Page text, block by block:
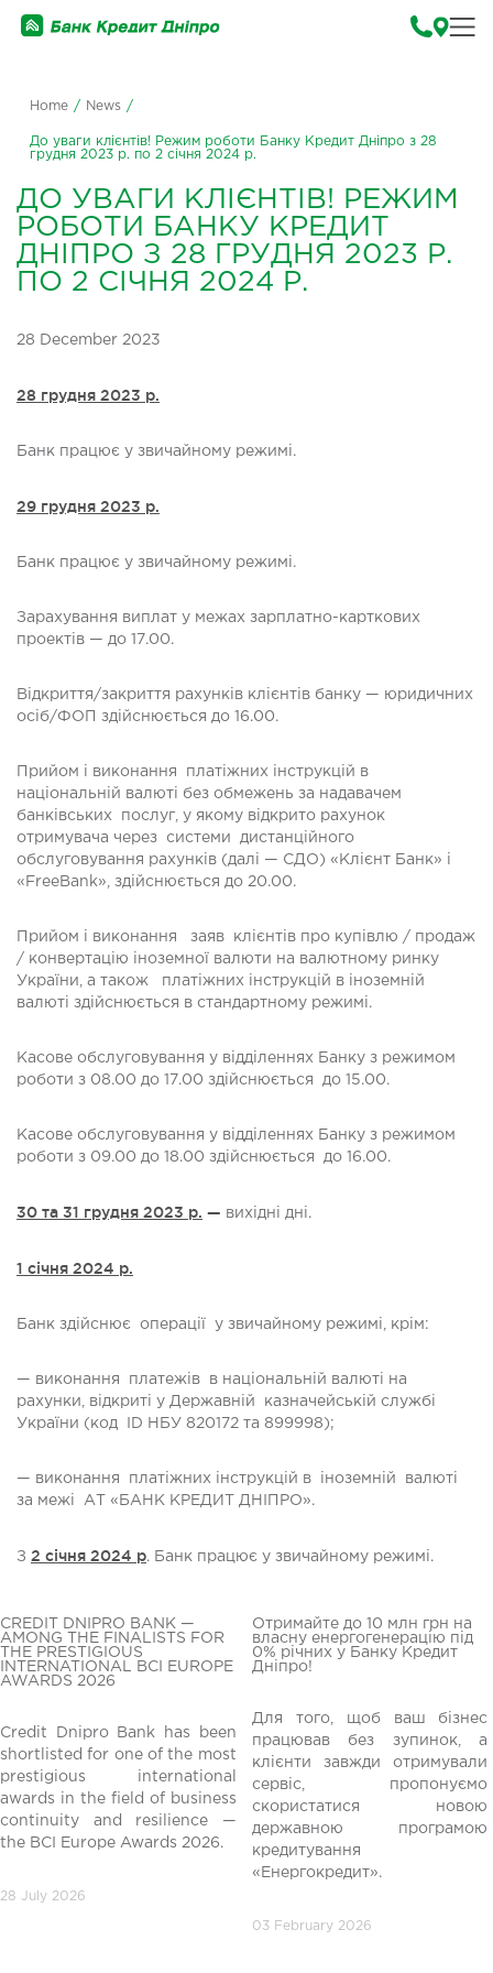
Home / News /
До уваги клієнтів! Режим роботи Банку Кредит Дніпро з 28
грудня 2023 р. по 2 січня 2024 р.
ДО УВАГИ КЛІЄНТІВ! РЕЖИМ
РОБОТИ БАНКУ КРЕДИТ
ДНІПРО З 28 ГРУДНЯ 2023 Р.
ПО 2 СІЧНЯ 2024 Р.
28 December 2023
28 грудня 2023 р.
Банк працює у звичайному режимі.
29 грудня 2023 р.
Банк працює у звичайному режимі.
Зарахування виплат у межах зарплатно-карткових
проектів — до 17.00.
Відкриття/закриття рахунків клієнтів банку — юридичних
осіб/ФОП здійснюється до 16.00.
Прийом і виконання платіжних інструкцій в
національній валюті без обмежень за надавачем
банківських послуг, у якому відкрито рахунок
отримувача через системи дистанційного
обслуговування рахунків (далі — СДО) «Клієнт Банк» і
«FreeBank», здійснюється до 20.00.
Прийом і виконання заяв клієнтів про купівлю / продаж
/ конвертацію іноземної валюти на валютному ринку
України, а також платіжних інструкцій в іноземній
валюті здійснюється в стандартному режимі.
Касове обслуговування у відділеннях Банку з режимом
роботи з 08.00 до 17.00 здійснюється до 15.00.
Касове обслуговування у відділеннях Банку з режимом
роботи з 09.00 до 18.00 здійснюється до 16.00.
30 та 31 грудня 2023 р. — вихідні дні.
1 січня 2024 р.
Банк здійснює операції у звичайному режимі, крім:
— виконання платежів в національній валюті на
рахунки, відкриті у Державній казначейській службі
України (код ID НБУ 820172 та 899998);
— виконання платіжних інструкцій в іноземній валюті
за межі АТ «БАНК КРЕДИТ ДНІПРО».
З 2 січня 2024 р. Банк працює у звичайному режимі.
CREDIT DNIPRO BANK —
AMONG THE FINALISTS FOR
THE PRESTIGIOUS
INTERNATIONAL BCI EUROPE
AWARDS 2026
Credit Dnipro Bank has been
shortlisted for one of the most
prestigious international
awards in the field of business
continuity and resilience —
the BCI Europe Awards 2026.
28 July 2026
Отримайте до 10 млн грн на
власну енергогенерацію під
0% річних у Банку Кредит
Дніпро!
Для того, щоб ваш бізнес
працював без зупинок, а
клієнти завжди отримували
сервіс, пропонуємо
скористатися новою
державною програмою
кредитування
«Енергокредит».
03 February 2026